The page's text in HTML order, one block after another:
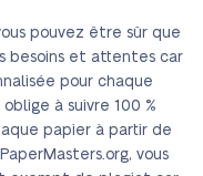
pouvez être sûr que
besoins et attentes car
pour chaque
à suivre 100 %
papier à partir de
vous